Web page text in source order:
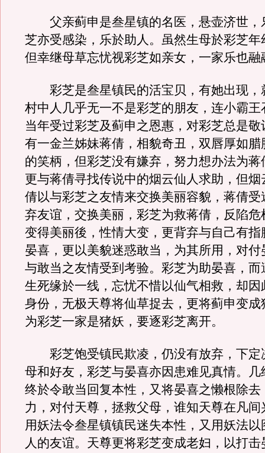
父亲蓟申是叁星镇的名医，悬壶济世，
芝亦受感染，乐於助人。虽然生母於彩芝年
但幸继母草忘忧视彩芝如亲女，一家乐也融
彩芝是叁星镇民的活宝贝，有她出现，
村中人几乎无一不是彩芝的朋友，连小霸王
当年受过彩芝及蓟申之恩惠，对彩芝总是
有一金兰姊妹蒋倩，相貌奇丑，双唇厚如腊
的笑柄，但彩芝没有嫌弃，努力想办法为蒋
更与蒋倩寻找传说中的烟云仙人求助，但烟
倩以与彩芝之友情来交换美丽容貌，蒋倩受
弃友谊，交换美丽，彩芝为救蒋倩，反陷
变得美丽後，性情大变，更背弃与自己有指
晏喜，更以美貌迷惑敢当，为其所用，对付
与敢当之友情受到考验。彩芝为助晏喜，而
生死缘於一线，忘忧不惜以仙气相救，却因
身份，无极天尊将仙草捉去，更将蓟申变成
为彩芝一家是猪妖，要逐彩芝离开。
彩芝饱受镇民欺凌，仍没有放弃，下定
母和好友，彩芝与晏喜亦因患难见真情。几
终於令敢当回复本性，又将晏喜之懒根除去
力，对付天尊，拯救父母，谁知天尊在凡间
用妖法令叁星镇镇民迷失本性，又用妖法
人的友谊。天尊更将彩芝变成老妇，以打